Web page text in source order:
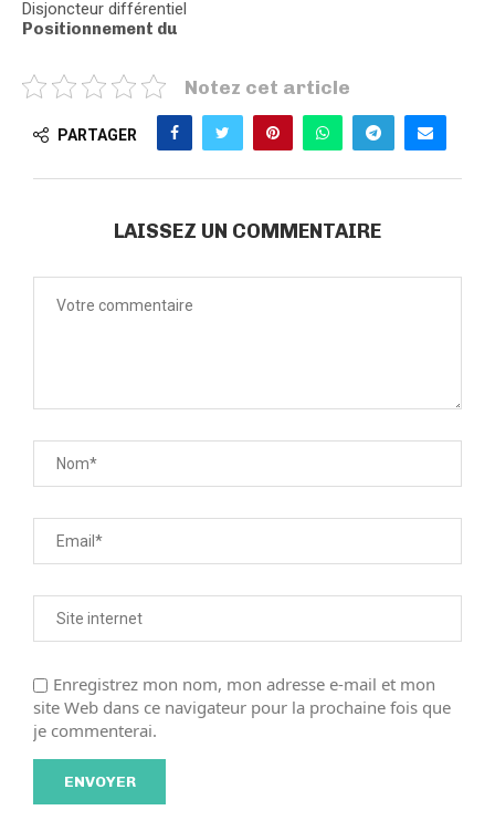
Disjoncteur différentiel
Positionnement du
Notez cet article
PARTAGER
LAISSEZ UN COMMENTAIRE
Enregistrez mon nom, mon adresse e-mail et mon
site Web dans ce navigateur pour la prochaine fois que
je commenterai.